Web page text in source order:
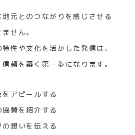
元とのつながりを感じさせる
せん。
性や文化を活かした発信は、
頼を築く第一歩になります。
をアピールする
協賛を紹介する
の想いを伝える